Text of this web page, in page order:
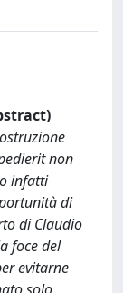
non
infatti
di
di Claudio
foce del
evitarne